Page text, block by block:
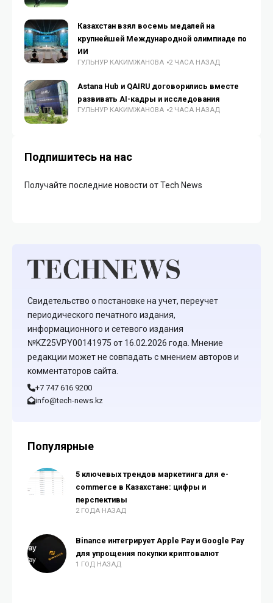
Казахстан взял восемь медалей на
крупнейшей Международной олимпиаде по
ИИ
ГУЛЬНУР КАКИМЖАНОВА 2 ЧАСА НАЗАД
Astana Hub и QAIRU договорились вместе
развивать AI-кадры и исследования
ГУЛЬНУР КАКИМЖАНОВА 2 ЧАСА НАЗАД
Подпишитесь на нас
Получайте последние новости от Tech News
Свидетельство о постановке на учет, переучет
периодического печатного издания,
информационного и сетевого издания
№KZ25VPY00141975 от 16.02.2026 года. Мнение
редакции может не совпадать с мнением авторов и
комментаторов сайта.
+7 747 616 9200
info@tech-news.kz
Популярные
5 ключевых трендов маркетинга для e-
commerce в Казахстане: цифры и
перспективы
2 ГОДА НАЗАД
Binance интегрирует Apple Pay и Google Pay
для упрощения покупки криптовалют
1 ГОД НАЗАД